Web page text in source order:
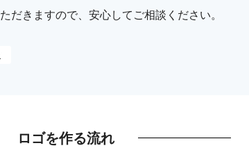
だきますので、安心してご相談ください。
ロゴを作る流れ